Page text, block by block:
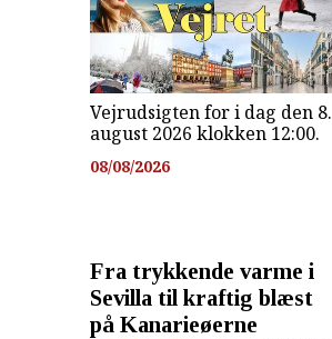
Vejrudsigten for i dag den 8.
august 2026 klokken 12:00.
08/08/2026
Fra trykkende varme i
Sevilla til kraftig blæst
på Kanarieøerne